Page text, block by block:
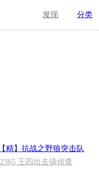
发现 分类
【精】抗战之野狼突击队
2365 王四出去搞侦查